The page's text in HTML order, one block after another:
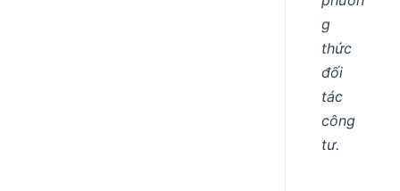
g
thức
đối
tác
công
tư.